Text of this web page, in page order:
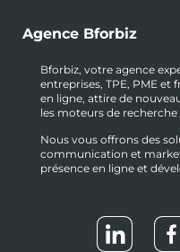
Agence Bforbiz
Bforbiz, votre agence
entreprises, TPE, PME et
en ligne, attire de
les moteurs de recherche
Nous vous offrons des
communication et
présence en ligne et